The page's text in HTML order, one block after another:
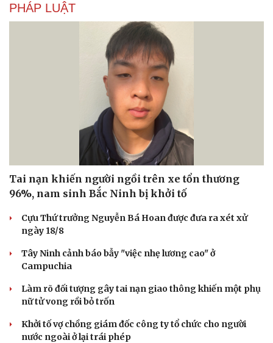
Tư vấn
Săn Tour
check-in
Podcast
Câu chuyện thời sự
Đọc truyện đêm khuya
Cửa sổ tình yêu
Hạt giống tâm hồn
PHÁP LUẬT
Tai nạn khiến người ngồi trên xe tổn thương
96%, nam sinh Bắc Ninh bị khởi tố
Cựu Thứ trưởng Nguyễn Bá Hoan được đưa ra xét xử
ngày 18/8
Tây Ninh cảnh báo bẫy "việc nhẹ lương cao" ở
Campuchia
Làm rõ đối tượng gây tai nạn giao thông khiến một phụ
nữ tử vong rồi bỏ trốn
Khởi tố vợ chồng giám đốc công ty tổ chức cho người
nước ngoài ở lại trái phép